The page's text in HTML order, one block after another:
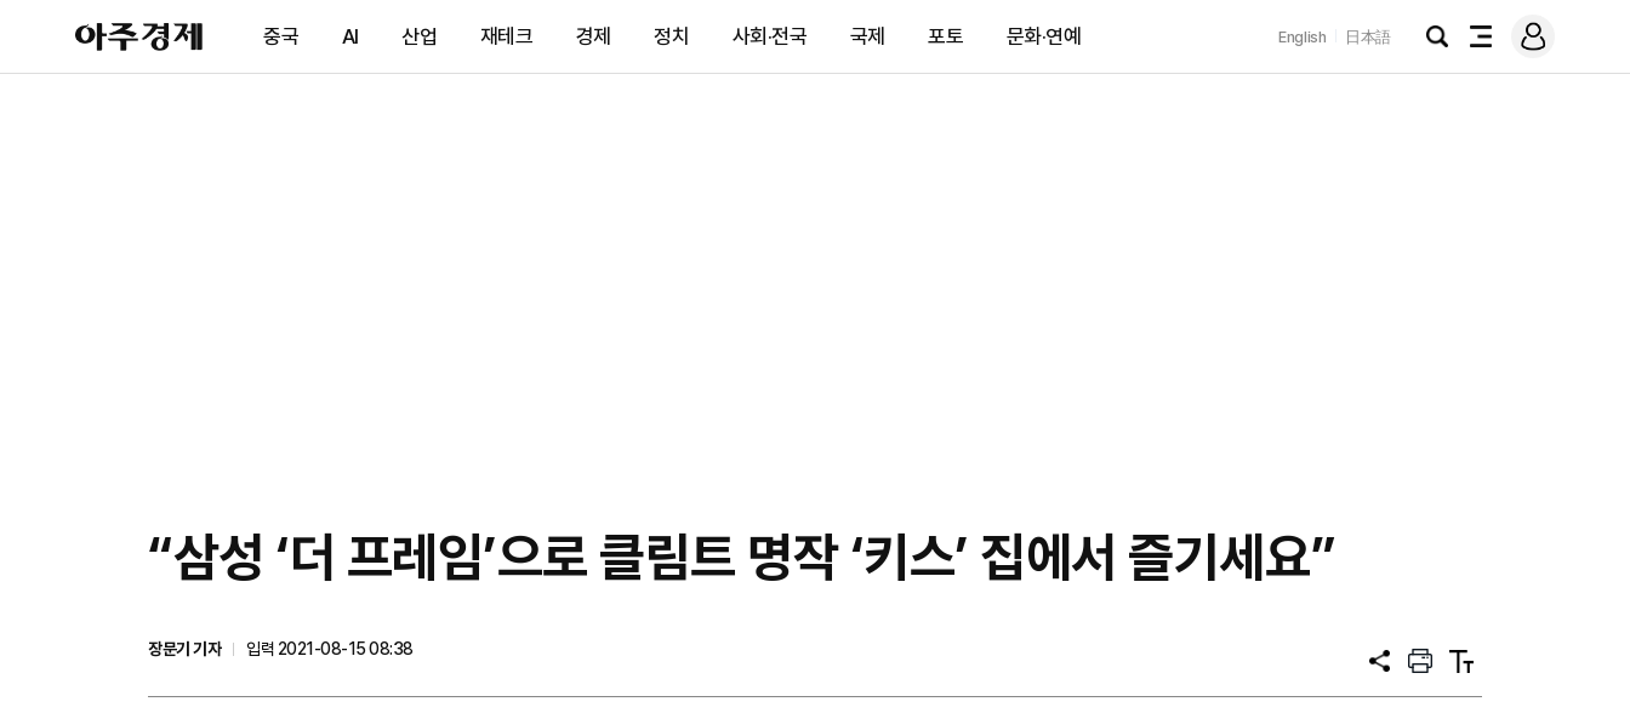
아
주
제
중국 AI 산업 재테크 경제 정치 사회·전국 국제 포토 문화·연예 English 日本語
검
전
메
그
“삼성 ‘더 프레임’으로 클림트 명작 ‘키스’ 집에서 즐기세요”
장문기 기자
입력 2021-08-15 08:38
공
프
트
텍
트